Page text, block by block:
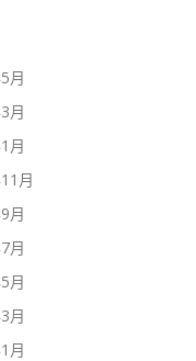
月
月
月
月
月
月
月
月
月